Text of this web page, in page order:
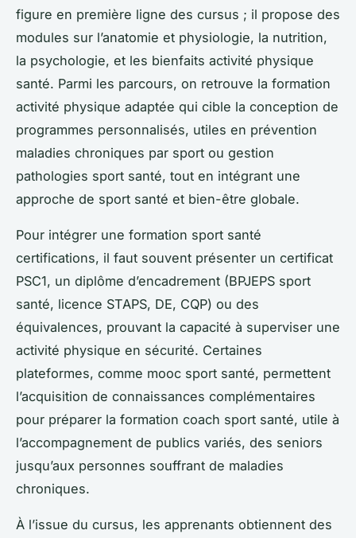
figure en première ligne des cursus ; il propose des
modules sur l’anatomie et physiologie, la nutrition,
la psychologie, et les bienfaits activité physique
santé. Parmi les parcours, on retrouve la formation
activité physique adaptée qui cible la conception de
programmes personnalisés, utiles en prévention
maladies chroniques par sport ou gestion
pathologies sport santé, tout en intégrant une
approche de sport santé et bien-être globale.
Pour intégrer une formation sport santé
certifications, il faut souvent présenter un certificat
PSC1, un diplôme d’encadrement (BPJEPS sport
santé, licence STAPS, DE, CQP) ou des
équivalences, prouvant la capacité à superviser une
activité physique en sécurité. Certaines
plateformes, comme mooc sport santé, permettent
l’acquisition de connaissances complémentaires
pour préparer la formation coach sport santé, utile à
l’accompagnement de publics variés, des seniors
jusqu’aux personnes souffrant de maladies
chroniques.
À l’issue du cursus, les apprenants obtiennent des